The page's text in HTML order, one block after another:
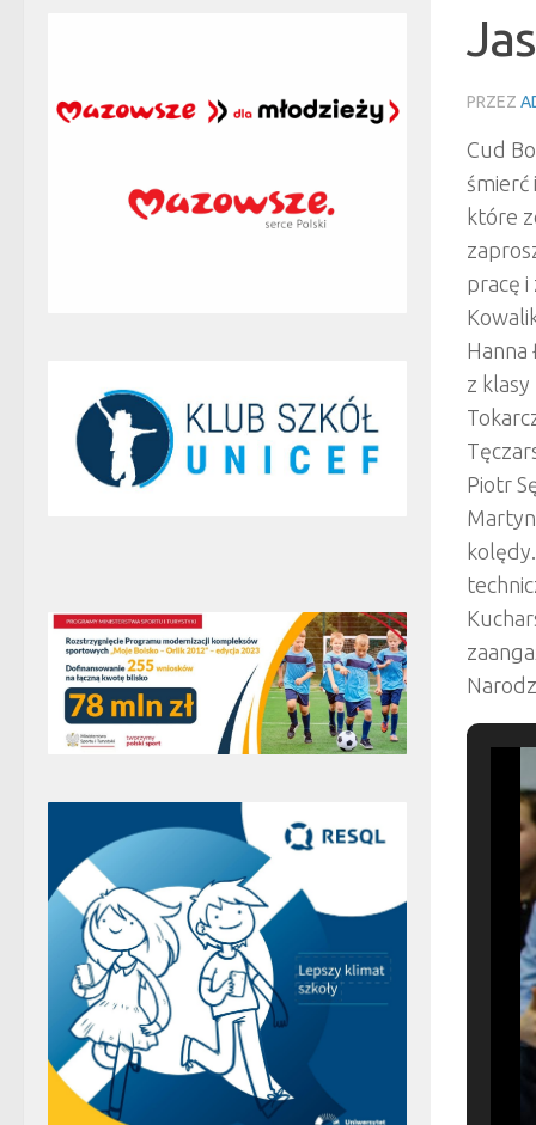
PRZEZ
Cud
śmierć
które
pracę
Hanna
z
Piotr